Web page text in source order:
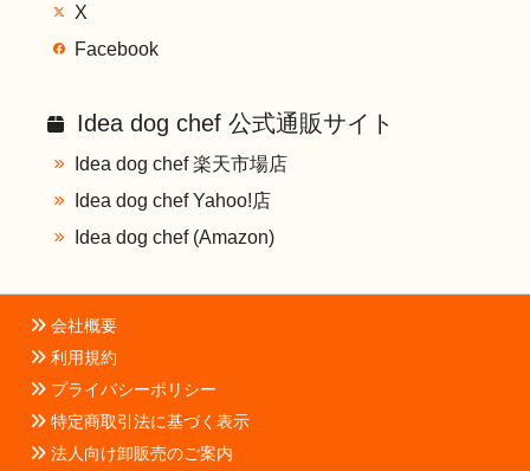
X
Facebook
Idea dog chef 公式通販サイト
Idea dog chef 楽天市場店
Idea dog chef Yahoo!店
Idea dog chef (Amazon)
会社概要
利用規約
プライバシーポリシー
特定商取引法に基づく表示
法人向け卸販売のご案内